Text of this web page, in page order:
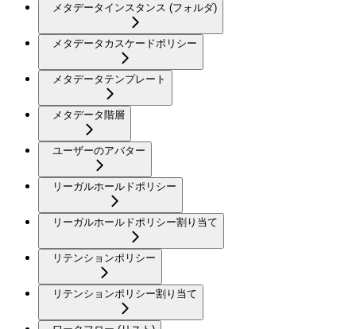
メタデータインスタンス (フォルダ)
メタデータカスケードポリシー
メタデータテンプレート
メタデータ階層
ユーザーのアバター
リーガルホールドポリシー
リーガルホールドポリシー割り当て
リテンションポリシー
リテンションポリシー割り当て